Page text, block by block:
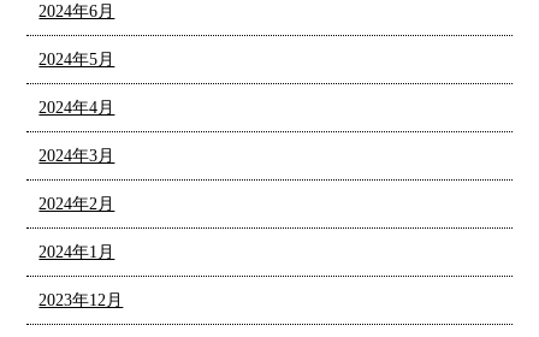
2024年6月
2024年5月
2024年4月
2024年3月
2024年2月
2024年1月
2023年12月